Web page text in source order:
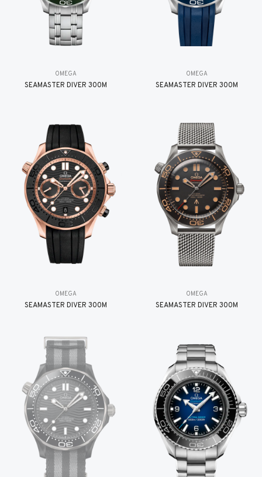
OMEGA
SEAMASTER DIVER 300M
OMEGA
SEAMASTER DIVER 300M
OMEGA
SEAMASTER DIVER 300M
OMEGA
SEAMASTER DIVER 300M